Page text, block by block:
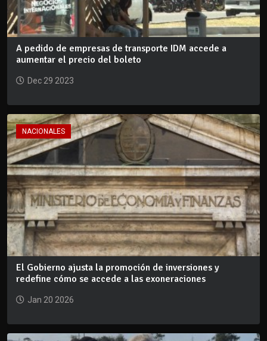
A pedido de empresas de transporte IDM accede a
aumentar el precio del boleto
Dec 29 2023
NACIONALES
El Gobierno ajusta la promoción de inversiones y
redefine cómo se accede a las exoneraciones
Jan 20 2026